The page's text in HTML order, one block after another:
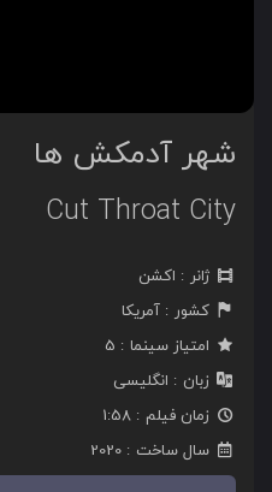
شهر آدمکش ها
Cut Throat City
ژانر
اکشن
کشور
آمریکا
امتیاز سینما
5
زبان
انگلیسی
زمان فیلم
1:58
سال ساخت
2020